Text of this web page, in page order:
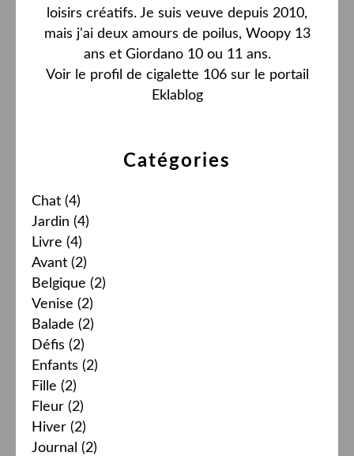
Catégories
Chat (4)
Jardin (4)
Livre (4)
Avant (2)
Belgique (2)
Venise (2)
Balade (2)
Défis (2)
Enfants (2)
Fille (2)
Fleur (2)
Hiver (2)
Journal (2)
loisirs créatifs. Je suis veuve depuis 2010,
mais j'ai deux amours de poilus, Woopy 13
ans et Giordano 10 ou 11 ans.
Voir le profil de cigalette 106sur le portail
Eklablog